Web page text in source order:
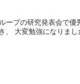
ープの研究発表会で
でき、 大変勉強に